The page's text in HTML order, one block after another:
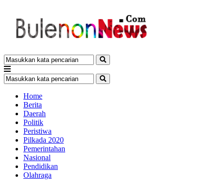
Home
Berita
Daerah
Politik
Peristiwa
Pilkada 2020
Pemerintahan
Nasional
Pendidikan
Olahraga